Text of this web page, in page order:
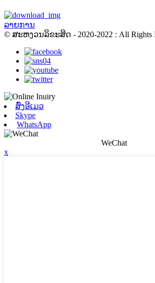
ລາຍການ
© ສະຫງວນລິຂະສິດ - 2020-2022 : All Rights
ສົ່ງອີເມວ
Skype
WhatsApp
WeChat
x